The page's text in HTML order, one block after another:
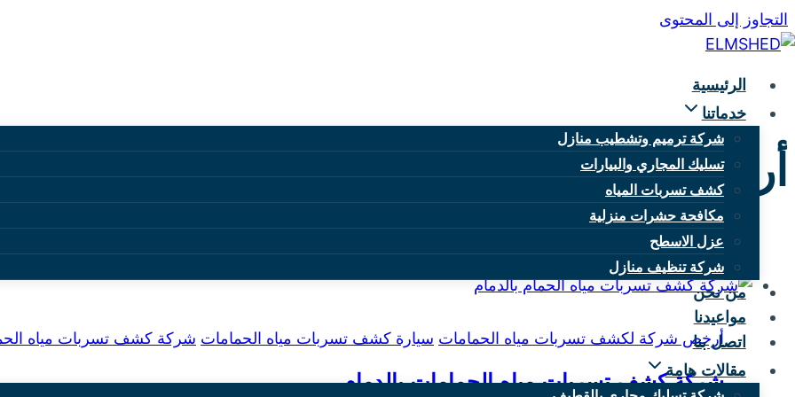
التجاوز إلى المحتوى
الرئيسية
خدماتنا
شركة ترميم وتشطيب منازل
تسليك المجاري والبيارات
كشف تسربات المياه
مكافحة حشرات منزلية
عزل الاسطح
شركة تنظيف منازل
من نحن
مواعيدنا
اتصل بنا
مقالات هامة
أرخص شركة لكشف تسربات مياه
أرخص شركة لكشف تسربات مياه الحمامات سيارة كشف تسربات مياه الحمامات شركة كشف تسربات مياه
شركة كشف تسربات مياه الحمامات بالدمام